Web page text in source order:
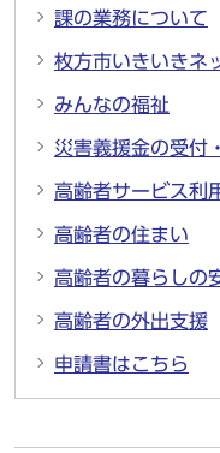
課の業務について
枚方市いきいきネ
みんなの福祉
災害義援金の受付
高齢者サービス利
高齢者の住まい
高齢者の暮らしの
高齢者の外出支援
申請書はこちら